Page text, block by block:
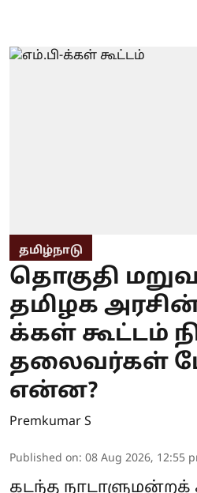
தமிழ்நாடு
தொகுதி
தமிழக அரசின்
க்கள் கூட்டம்
தலைவர்கள்
என்ன?
Premkumar S
Published on: 08 Aug 2026, 12:55
கடந்த நாடாளுமன்றக்